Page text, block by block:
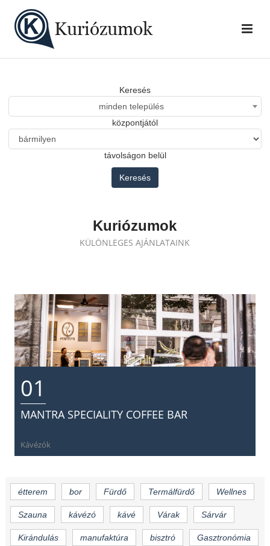
Keresés
minden település
központjától
távolságon belül
Keresés
Kuriózumok
KÜLÖNLEGES AJÁNLATAINK
01
MANTRA SPECIALITY COFFEE BAR
Kávézók
étterem bor Fürdő Termálfürdő Wellnes
Szauna kávézó kávé Várak Sárvár
Kirándulás manufaktúra bisztró Gasztronómia